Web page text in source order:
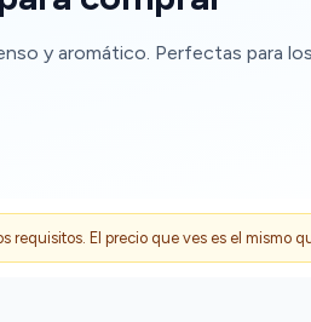
y aromático. Perfectas para
El precio que ves es el mismo